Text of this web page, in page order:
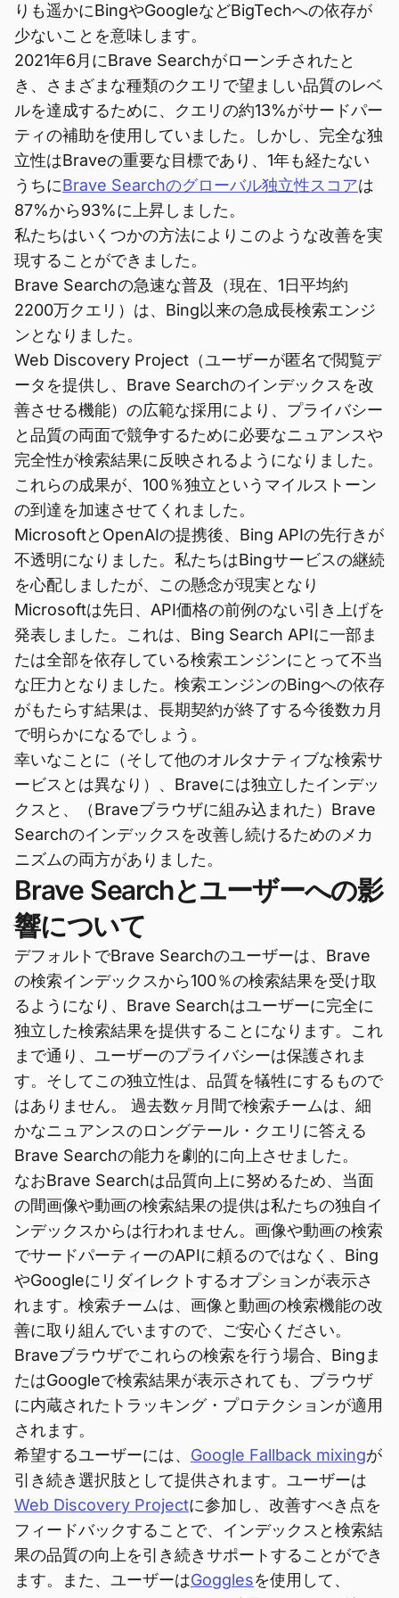
りも遥かにBingやGoogleなどBigTechへの依存が
少ないことを意味します。
2021年6月にBrave Searchがローンチされたと
き、さまざまな種類のクエリで望ましい品質のレベ
ルを達成するために、クエリの約13%がサードパー
ティの補助を使用していました。しかし、完全な独
立性はBraveの重要な目標であり、1年も経たない
うちにBrave Searchのグローバル独立性スコアは
87%から93%に上昇しました。
私たちはいくつかの方法によりこのような改善を実
現することができました。
Brave Searchの急速な普及（現在、1日平均約
2200万クエリ）は、Bing以来の急成長検索エンジ
ンとなりました。
Web Discovery Project（ユーザーが匿名で閲覧デ
ータを提供し、Brave Searchのインデックスを改
善させる機能）の広範な採用により、プライバシー
と品質の両面で競争するために必要なニュアンスや
完全性が検索結果に反映されるようになりました。
これらの成果が、100％独立というマイルストーン
の到達を加速させてくれました。
MicrosoftとOpenAIの提携後、Bing APIの先行きが
不透明になりました。私たちはBingサービスの継続
を心配しましたが、この懸念が現実となり
Microsoftは先日、API価格の前例のない引き上げを
発表しました。これは、Bing Search APIに一部ま
たは全部を依存している検索エンジンにとって不当
な圧力となりました。検索エンジンのBingへの依存
がもたらす結果は、長期契約が終了する今後数カ月
で明らかになるでしょう。
幸いなことに（そして他のオルタナティブな検索サ
ービスとは異なり）、Braveには独立したインデッ
クスと、（Braveブラウザに組み込まれた）Brave
Searchのインデックスを改善し続けるためのメカ
ニズムの両方がありました。
Brave Searchとユーザーへの影
響について
デフォルトでBrave Searchのユーザーは、Brave
の検索インデックスから100％の検索結果を受け取
るようになり、Brave Searchはユーザーに完全に
独立した検索結果を提供することになります。これ
まで通り、ユーザーのプライバシーは保護されま
す。そしてこの独立性は、品質を犠牲にするもので
はありません。 過去数ヶ月間で検索チームは、細
かなニュアンスのロングテール・クエリに答える
Brave Searchの能力を劇的に向上させました。
なおBrave Searchは品質向上に努めるため、当面
の間画像や動画の検索結果の提供は私たちの独自イ
ンデックスからは行われません。画像や動画の検索
でサードパーティーのAPIに頼るのではなく、Bing
やGoogleにリダイレクトするオプションが表示さ
れます。検索チームは、画像と動画の検索機能の改
善に取り組んでいますので、ご安心ください。
Braveブラウザでこれらの検索を行う場合、Bingま
たはGoogleで検索結果が表示されても、ブラウザ
に内蔵されたトラッキング・プロテクションが適用
されます。
希望するユーザーには、 Google Fallback mixingが
引き続き選択肢として提供されます。ユーザーは
Web Discovery Projectに参加し、改善すべき点を
フィードバックすることで、インデックスと検索結
果の品質の向上を引き続きサポートすることができ
ます。また、ユーザーはGogglesを使用して、